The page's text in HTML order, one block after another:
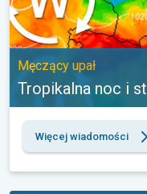
Męczący upał
Tropikalna noc i
Więcej wiadomości